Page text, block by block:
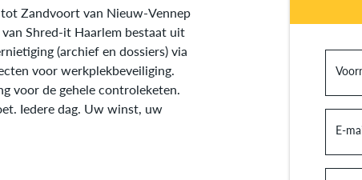
Zandvoort van Nieuw-Vennep
Shred-it Haarlem bestaat uit
(archief en dossiers) via
voor werkplekbeveiliging.
voor de gehele controleketen.
Iedere dag. Uw winst, uw
E-